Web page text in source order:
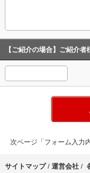
【ご紹介の場合】ご紹介者
次ページ「フォーム入力
サイトマップ/ 運営会社 /